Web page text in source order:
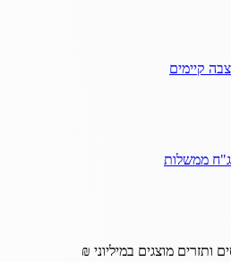
קיימים
ממשלות
ותזרים מוצגים במיליוני ₪